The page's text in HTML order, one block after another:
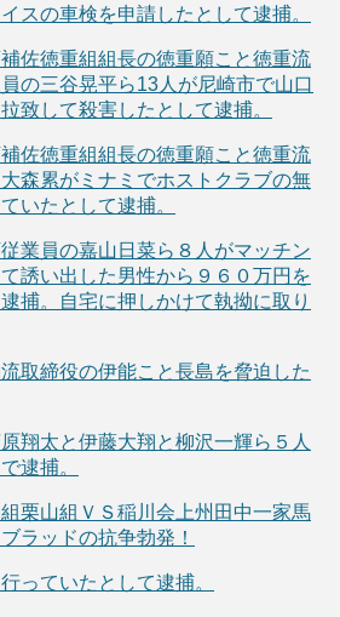
スの車検を申請したとして逮捕。
佐徳重組組長の徳重願こと徳重流
の三谷晃平ら13人が尼崎市で山口
致して殺害したとして逮捕。
佐徳重組組長の徳重願こと徳重流
森累がミナミでホストクラブの無
いたとして逮捕。
業員の嘉山日菜ら８人がマッチン
誘い出した男性から９６０万円を
捕。自宅に押しかけて執拗に取り
取締役の伊能こと長島を脅迫した
翔太と伊藤大翔と柳沢一輝ら５人
逮捕。
栗山組ＶＳ稲川会上州田中一家馬
ラッドの抗争勃発！
っていたとして逮捕。